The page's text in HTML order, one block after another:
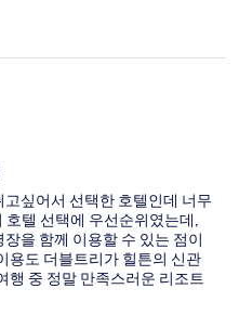
싶어서 선택한 호텔인데 너무
텔 선택에 우선순위였는데,
을 함께 이용할 수 있는 점이
용도 더블트리가 힐튼의 신관
행 중 정말 만족스러운 리조트